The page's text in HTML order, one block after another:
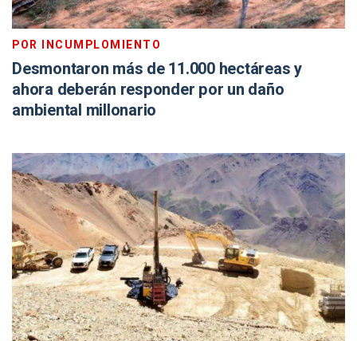
POR INCUMPLOMIENTO
Desmontaron más de 11.000 hectáreas y
ahora deberán responder por un daño
ambiental millonario